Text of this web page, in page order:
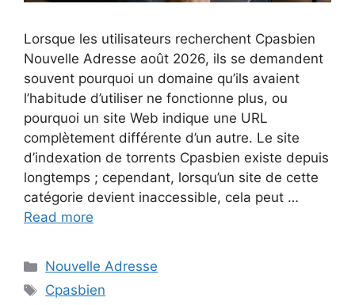
Lorsque les utilisateurs recherchent Cpasbien
Nouvelle Adresse août 2026, ils se demandent
souvent pourquoi un domaine qu’ils avaient
l’habitude d’utiliser ne fonctionne plus, ou
pourquoi un site Web indique une URL
complètement différente d’un autre. Le site
d’indexation de torrents Cpasbien existe depuis
longtemps ; cependant, lorsqu’un site de cette
catégorie devient inaccessible, cela peut …
Read more
Nouvelle Adresse
Cpasbien